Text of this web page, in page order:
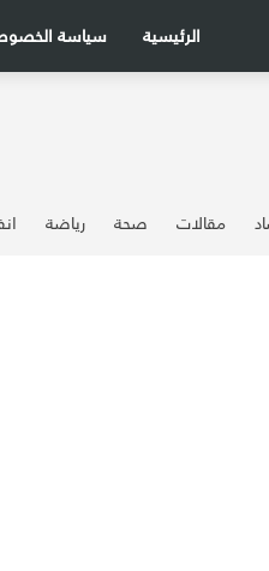
سياسة الرئيسية
مقالات صحة رياضة